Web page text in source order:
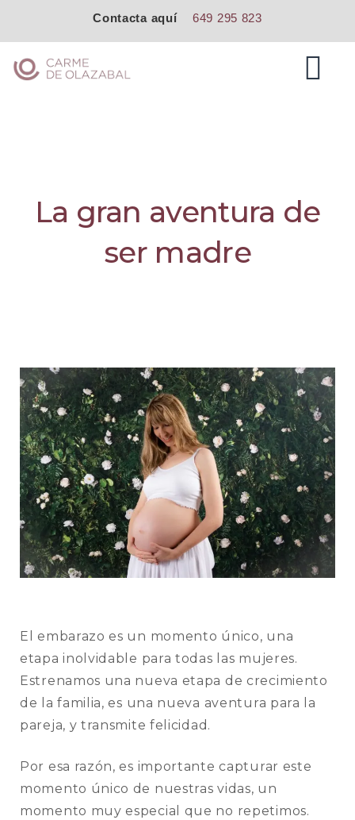
Contacta aquí 649 295 823
Carme de Olazabal
CA
La gran aventura de
ser madre
El embarazo es un momento único, una
etapa inolvidable para todas las mujeres.
Estrenamos una nueva etapa de crecimiento
de la familia, es una nueva aventura para la
pareja, y transmite felicidad.
Por esa razón, es importante capturar este
momento único de nuestras vidas, un
momento muy especial que no repetimos.